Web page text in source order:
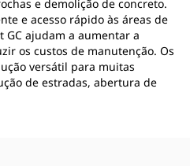
e demolição de concreto.
e acesso rápido às áreas de
GC ajudam a aumentar a
os custos de manutenção. Os
versátil para muitas
de estradas, abertura de